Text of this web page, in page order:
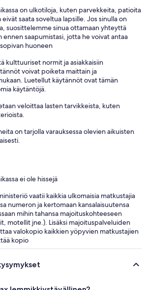
on ulkotiloja, kuten parvekkeita, patioita
eivät saata soveltua lapsille. Jos sinulla on
suosittelemme sinua ottamaan yhteyttä
ennen saapumistasi, jotta he voivat antaa
huoneen
kulttuuriset normit ja asiakkaisiin
voivat poiketa maittain ja
Luetellut käytännöt ovat tämän
käytäntöjä.
veloittaa lasten tarvikkeista, kuten
on tarjolla varauksessa olevien aikuisten
ei ole hissejä
vaatii kaikkia ulkomaisia matkustajia
numeron ja kertomaan kansalaisuutensa
mihin tahansa majoituskohteeseen
motellit jne.). Lisäksi majoituspalveluiden
valokopio kaikkien yöpyvien matkustajien
kopio